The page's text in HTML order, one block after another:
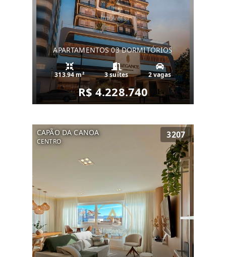
APARTAMENTOS 03 DORMITÓRIOS
313.94 m² 3 suítes 2 vagas
R$ 4.228.740
CAPÃO DA CANOA
CENTRO
3207